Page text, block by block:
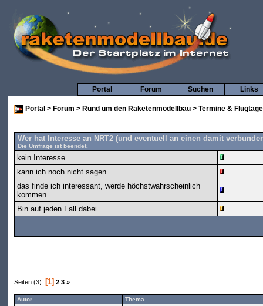
Links
Suchen
Forum
Portal
Portal > Forum > Rund um den Raketenmodellbau> Termine & Flugtage
Wer hat Interesse an NRT2 (und eventuell an einen damit
Die Umfrage ist beendet.
kein Interesse
kann ich noch nicht sagen
das finde ich interessant, werde höchstwahrscheinlich
kommen
Bin auf jeden Fall dabei
Seiten (3): [1] 2 3 »
Autor Thema